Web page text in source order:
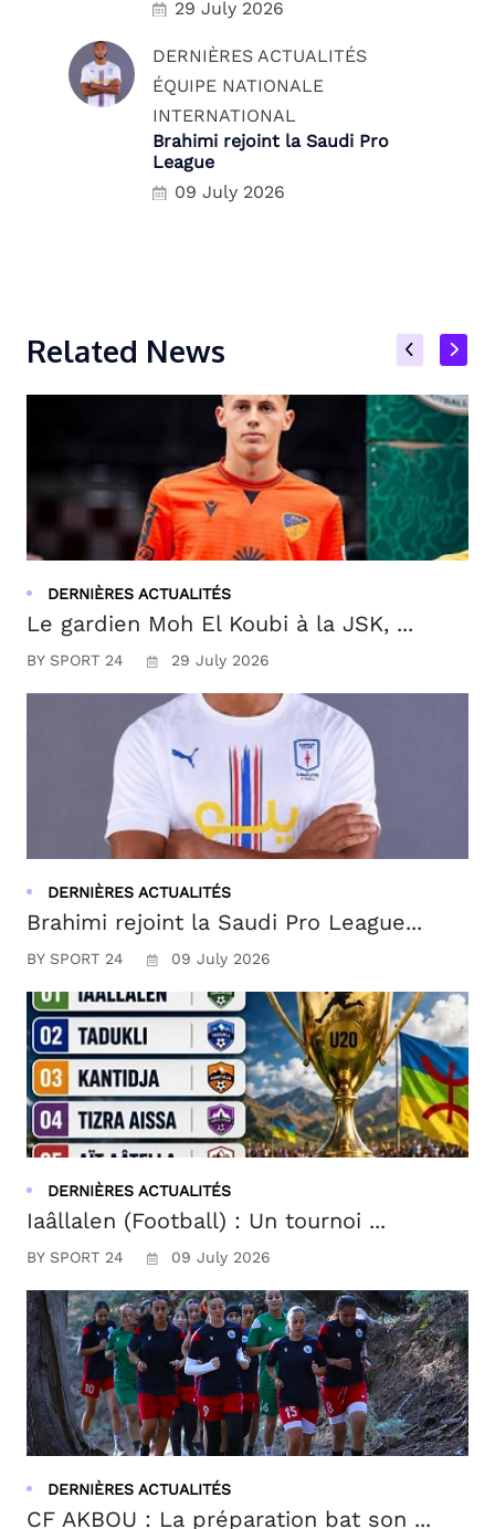
29 July 2026
DERNIÈRES ACTUALITÉS
ÉQUIPE NATIONALE
INTERNATIONAL
Brahimi rejoint la Saudi Pro
League
09 July 2026
Related News
DERNIÈRES ACTUALITÉS
Le gardien Moh El Koubi à la JSK, ...
BY SPORT 24 29 July 2026
DERNIÈRES ACTUALITÉS
Brahimi rejoint la Saudi Pro League...
BY SPORT 24 09 July 2026
DERNIÈRES ACTUALITÉS
Iaâllalen (Football) : Un tournoi ...
BY SPORT 24 09 July 2026
DERNIÈRES ACTUALITÉS
CF AKBOU : La préparation bat son ...